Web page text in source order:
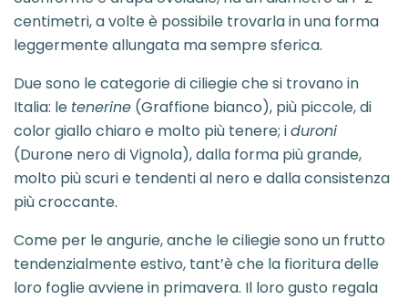
centimetri, a volte è possibile trovarla in una forma
leggermente allungata ma sempre sferica.
Due sono le categorie di ciliegie che si trovano in
Italia: le tenerine (Graffione bianco), più piccole, di
color giallo chiaro e molto più tenere; iduroni
(Durone nero di Vignola), dalla forma più grande,
molto più scuri e tendenti al nero e dalla consistenza
più croccante.
Come per le angurie, anche le ciliegie sono un frutto
tendenzialmente estivo, tant’è che la fioritura delle
loro foglie avviene in primavera. Il loro gusto regala